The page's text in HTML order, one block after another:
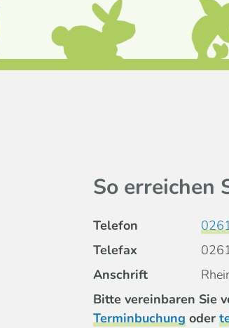
So erreichen
Telefon
Telefax
Anschrift
Bitte vereinbaren Sie
Terminbuchung oder